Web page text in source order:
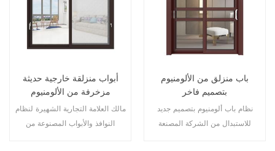
أبواب منزلقة خارجية حديثة
مزخرفة من الألومنيوم
مالك العلامة التجارية الشهيرة لنظام
النوافذ والأبواب المصنوعة من
باب منزلق من الألومنيوم
بتصميم فاخر
نظام باب ألومنيوم بتصميم جديد
للاستبدال من الشركة المصنعة